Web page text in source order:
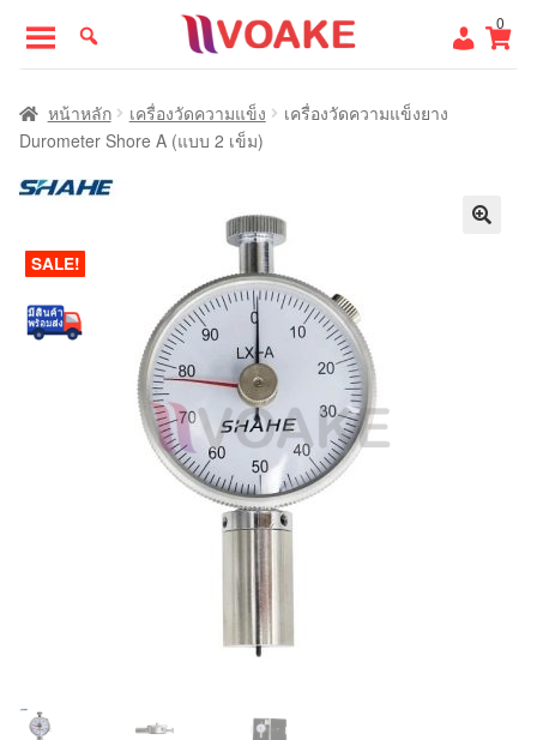
to
navigation
to
content
0
หน้าแรก
หน้าหลัก เครื่องวัดความแข็ง
เครื่องวัดความแข็งยาง
Durometer Shore A (แบบ 2 เข็ม)
SALE!